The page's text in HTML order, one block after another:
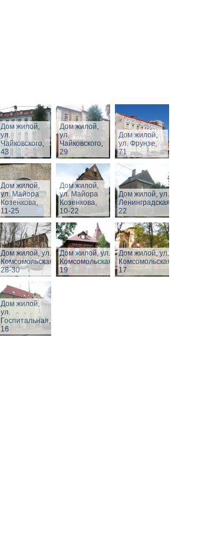
Дом жилой,
ул.
Чайковского,
43
Дом жилой,
ул.
Чайковского,
29
Дом жилой,
ул. Фрунзе,
71
Дом жилой,
ул. Майора
Козенкова,
11-25
Дом жилой,
ул. Майора
Козенкова,
10-22
Дом жилой, ул.
Ленинградская,
22
Дом жилой, ул.
Комсомольская,
28-30
Дом жилой, ул.
Комсомольская,
19
Дом жилой, ул.
Комсомольская,
17
Дом жилой,
ул.
Госпитальная,
16